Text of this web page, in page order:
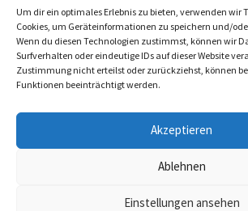
Um dir ein optimales Erlebnis zu bieten, verwenden wir
Cookies, um Geräteinformationen zu speichern und/
Wenn du diesen Technologien zustimmst, können wir
Surfverhalten oder eindeutige IDs auf dieser Website
Zustimmung nicht erteilst oder zurückziehst, können
Funktionen beeinträchtigt werden.
Akzeptieren
Ablehnen
Einstellungen ansehen
Diese Wunden verbergen wir oft tief in
Inneren, in der Hoffnung, dass sie mit
verschwinden werden. Doch die
komplexer. In diesem Artikel tauchen
Read More »